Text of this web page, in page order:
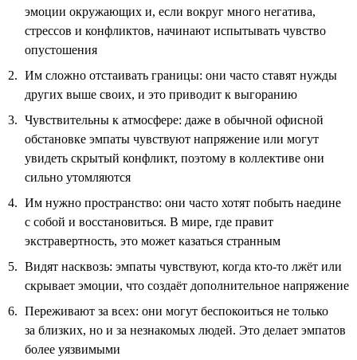
эмоции окружающих и, если вокруг много негатива,
стрессов и конфликтов, начинают испытывать чувство
опустошения
Им сложно отстаивать границы: они часто ставят нужды
других выше своих, и это приводит к выгоранию
Чувствительны к атмосфере: даже в обычной офисной
обстановке эмпаты чувствуют напряжение или могут
увидеть скрытый конфликт, поэтому в коллективе они
сильно утомляются
Им нужно пространство: они часто хотят побыть наедине
с собой и восстановиться. В мире, где правит
экстравертность, это может казаться странным
Видят насквозь: эмпаты чувствуют, когда кто-то лжёт или
скрывает эмоции, что создаёт дополнительное напряжение
Переживают за всех: они могут беспокоиться не только
за близких, но и за незнакомых людей. Это делает эмпатов
более уязвимыми